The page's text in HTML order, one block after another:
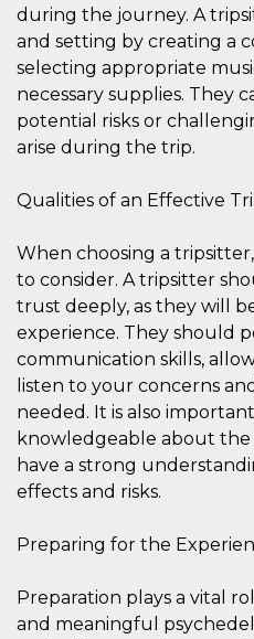
during the journey. A
and setting by creating a
selecting appropriate
necessary supplies. They
potential risks or
arise during the trip.
Qualities of an Effective
When choosing a
to consider. A tripsitter
trust deeply, as they will
experience. They should
communication skills,
listen to your concerns
needed. It is also
knowledgeable about the
have a strong
effects and risks.
Preparing for the
Preparation plays a vital
and meaningful